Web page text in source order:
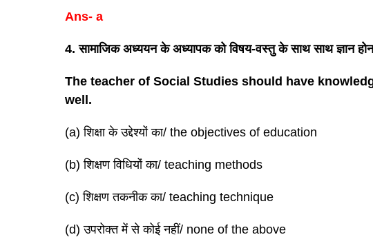
Ans- a
4. सामाजिक अध्ययन के अध्यापक को विषय-वस्तु के साथ साथ ज्ञान
The teacher of Social Studies should have
well.
(a) शिक्षा के उद्देश्यों का/ the objectives of education
(b) शिक्षण विधियों का/ teaching methods
(c) शिक्षण तकनीक का/ teaching technique
(d) उपरोक्त में से कोई नहीं/ none of the above